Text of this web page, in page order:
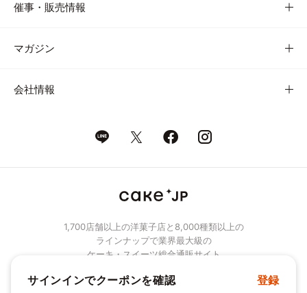
催事・販売情報
マガジン
会社情報
1,700店舗以上の洋菓子店と8,000種類以上の
ラインナップで業界最大級の
ケーキ・スイーツ総合通販サイト
© Cake.jp Co., Ltd.
サインインでクーポンを確認 登録